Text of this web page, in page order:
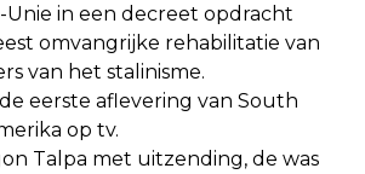
Unie in een decreet opdracht
omvangrijke rehabilitatie van
van het stalinisme.
de eerste aflevering van South
op tv.
Talpa met uitzending, de was